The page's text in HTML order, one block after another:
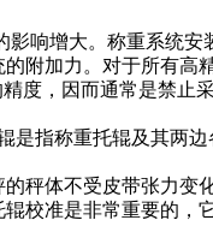
响增大。称重系统安
附加力。对于所有高
度，因而通常是禁止采
指称重托辊及其两边
体不受皮带张力变
校准是非常重要的，